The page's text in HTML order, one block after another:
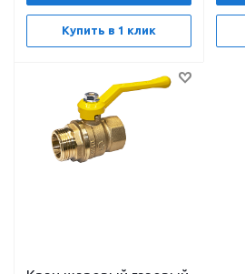
Купить в 1 клик